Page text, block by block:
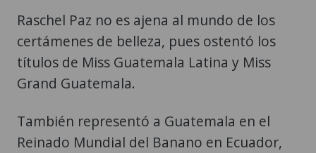
Raschel Paz no es ajena al mundo de los
certámenes de belleza, pues ostentó los
títulos de Miss Guatemala Latina y Miss
Grand Guatemala.
También representó a Guatemala en el
Reinado Mundial del Banano en Ecuador,